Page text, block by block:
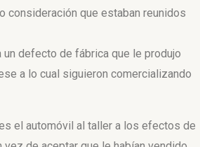
consideración que estaban reunidos
defecto de fábrica que le produjo
a lo cual siguieron comercializando
el automóvil al taller a los efectos de